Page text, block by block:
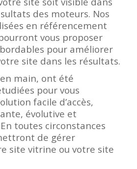
des moteurs. Nos
en référencement
vous proposer
pour améliorer
site dans les résultats.
main, ont été
pour vous
facile d’accès,
évolutive et
toutes circonstances
de gérer
site vitrine ou votre site